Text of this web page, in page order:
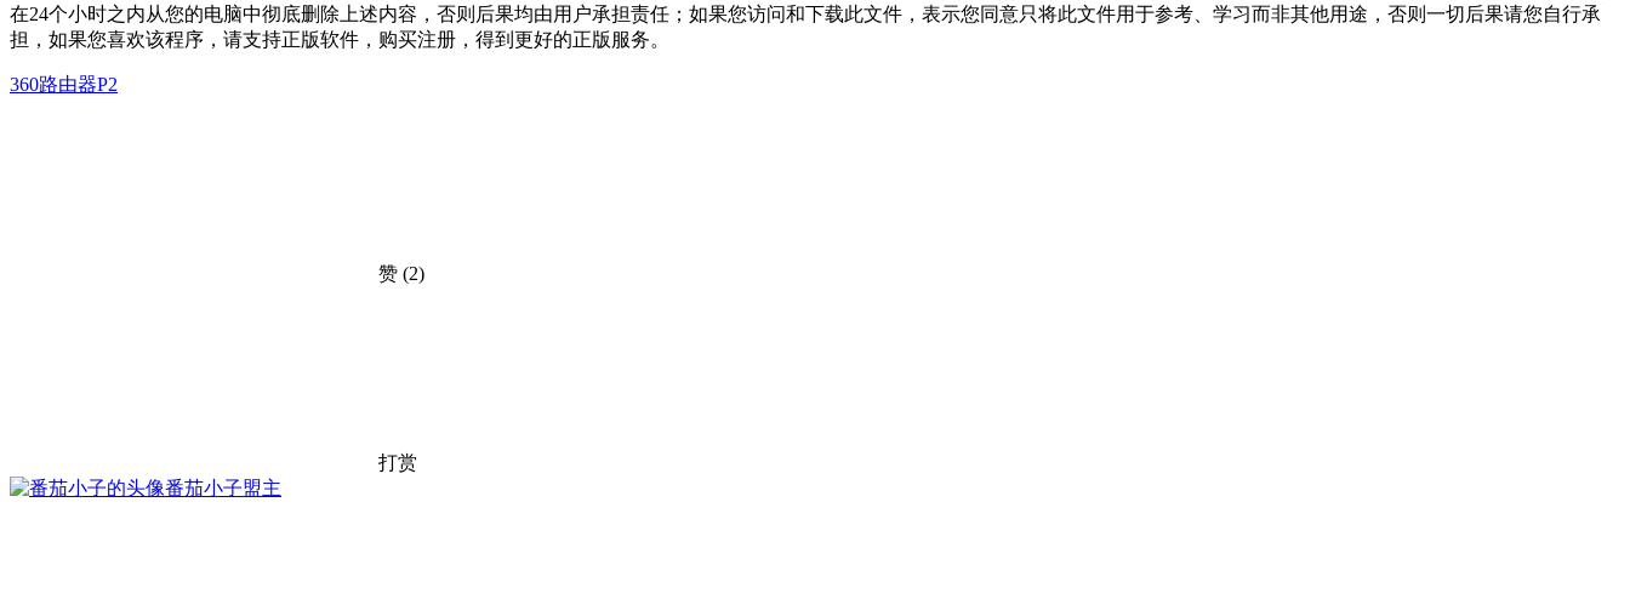
在24个小时之内从您的电脑中彻底删除上述内容，否则后果均由用户承担责任；如果您访问和下载此文件，表示您同意只将此文件用于参考、学习而非其他用途，否则一切后果请您自行承
担，如果您喜欢该程序，请支持正版软件，购买注册，得到更好的正版服务。
360路由器P2
赞 (2)
打赏
番茄小子盟主